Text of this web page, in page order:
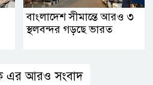
বাংলাদেশ সীমান্তে আরও ৩
স্থলবন্দর গড়ছে ভারত
এর আরও সংবাদ